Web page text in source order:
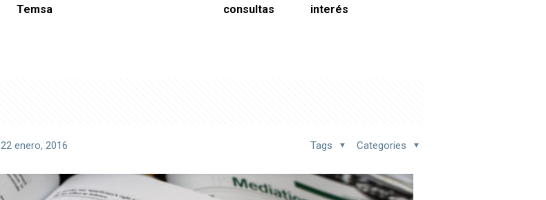
Temsa consultas interés
22 enero, 2016 Categories
Tags